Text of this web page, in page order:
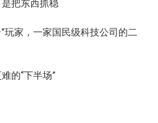
把东西抓稳
”玩家，一家国民级科技公司的二
的“下半场”